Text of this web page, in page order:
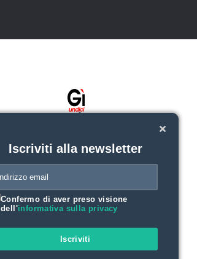
Iscriviti alla newsletter
Confermo di aver preso visione
dell'informativa sulla privacy
Iscriviti